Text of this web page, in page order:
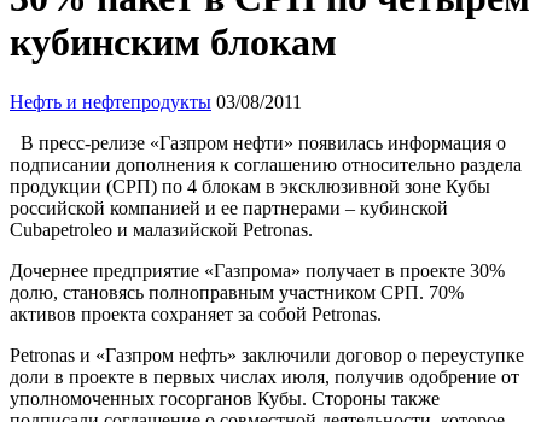
кубинским блокам
Нефть и нефтепродукты 03/08/2011
В пресс-релизе «Газпром нефти» появилась информация о
подписании дополнения к соглашению относительно раздела
продукции (СРП) по 4 блокам в эксклюзивной зоне Кубы
российской компанией и ее партнерами – кубинской
Cubapetroleo и малазийской Petronas.
Дочернее предприятие «Газпрома» получает в проекте 30%
долю, становясь полноправным участником СРП. 70%
активов проекта сохраняет за собой Petronas.
Petronas и «Газпром нефть» заключили договор о переуступке
доли в проекте в первых числах июля, получив одобрение от
уполномоченных госорганов Кубы. Стороны также